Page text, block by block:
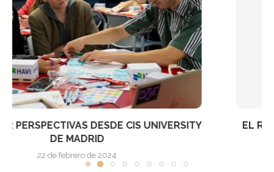
EL ROZÓMETRO: LA APP DE FACEBOOK QUE TE...
22 de septiembre de 2011